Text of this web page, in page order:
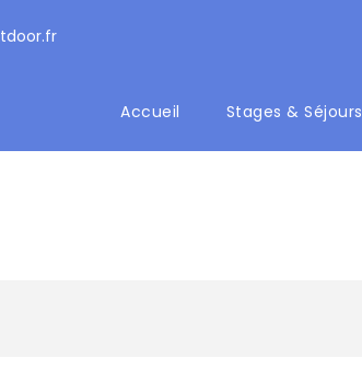
Accueil Stages & Séjours